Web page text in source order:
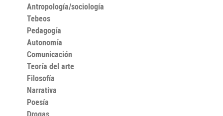
Antropología/sociología
Tebeos
Pedagogía
Autonomía
Comunicación
Teoría del arte
Filosofía
Narrativa
Poesía